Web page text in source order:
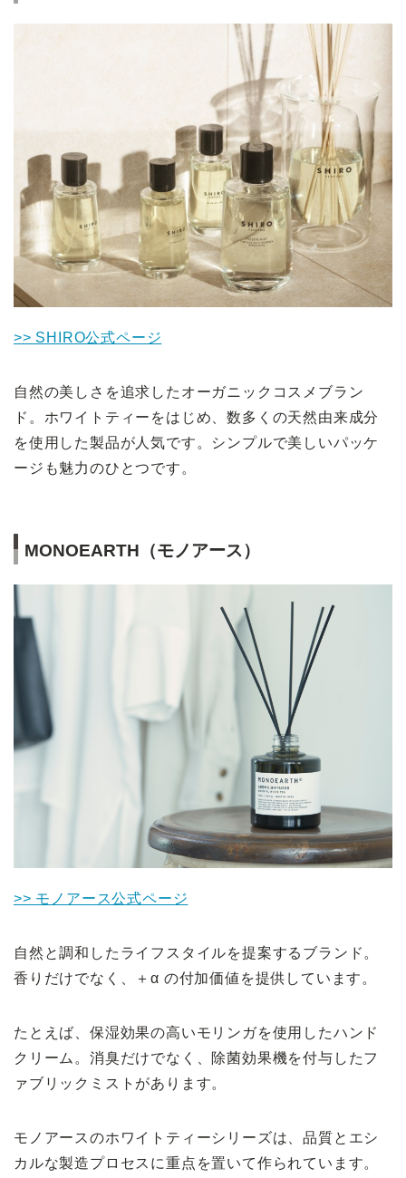
>> SHIRO公式ページ
自然の美しさを追求したオーガニックコスメブラン
ド。ホワイトティーをはじめ、数多くの天然由来成分
を使用した製品が人気です。シンプルで美しいパッケ
ージも魅力のひとつです。
MONOEARTH（モノアース）
>> モノアース公式ページ
自然と調和したライフスタイルを提案するブランド。
香りだけでなく、＋α の付加価値を提供しています。
たとえば、保湿効果の高いモリンガを使用したハンド
クリーム。消臭だけでなく、除菌効果機を付与したフ
ァブリックミストがあります。
モノアースのホワイトティーシリーズは、品質とエシ
カルな製造プロセスに重点を置いて作られています。